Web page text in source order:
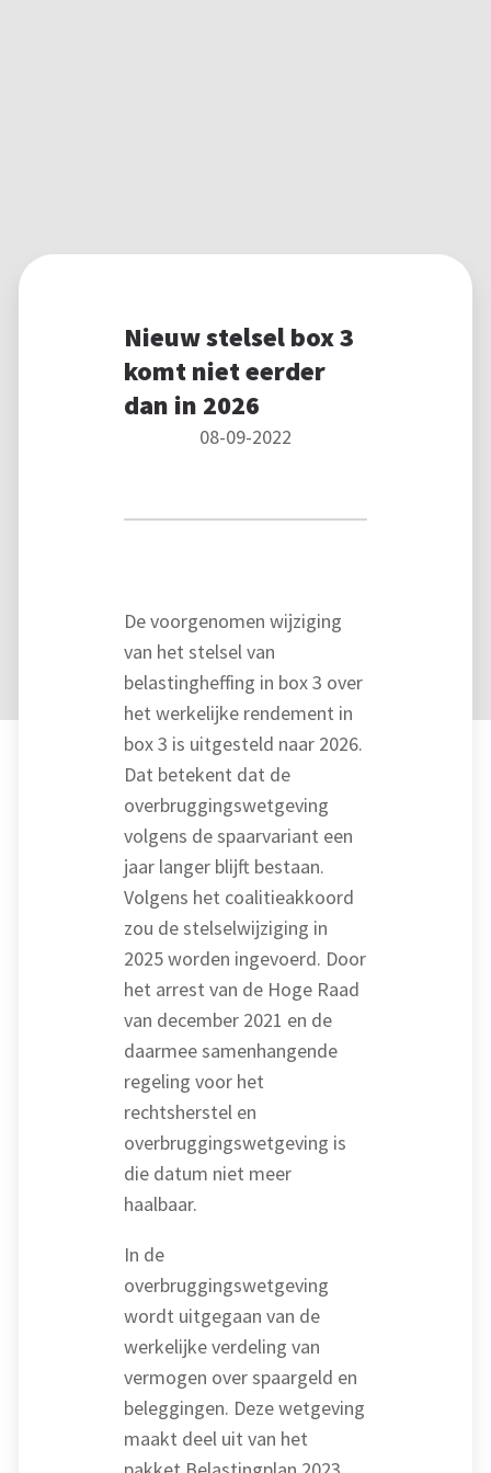
Nieuw stelsel box 3
komt niet eerder
dan in 2026
08-09-2022
De voorgenomen wijziging
van het stelsel van
belastingheffing in box 3 over
het werkelijke rendement in
box 3 is uitgesteld naar 2026.
Dat betekent dat de
overbruggingswetgeving
volgens de spaarvariant een
jaar langer blijft bestaan.
Volgens het coalitieakkoord
zou de stelselwijziging in
2025 worden ingevoerd. Door
het arrest van de Hoge Raad
van december 2021 en de
daarmee samenhangende
regeling voor het
rechtsherstel en
overbruggingswetgeving is
die datum niet meer
haalbaar.
In de
overbruggingswetgeving
wordt uitgegaan van de
werkelijke verdeling van
vermogen over spaargeld en
beleggingen. Deze wetgeving
maakt deel uit van het